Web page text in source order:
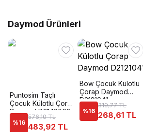
Daymod Ürünleri
Puntosim Taçlı
Çocuk Külotlu Çorap
Daymod D2142062
%16
576,10 TL
483,92 TL
Bow Çocuk Külotlu
Çorap Daymod
D2121041
%16
319,77 TL
268,61 TL